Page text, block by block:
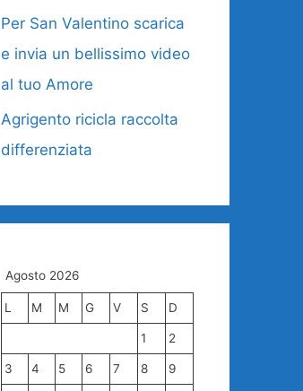
Per San Valentino scarica
e invia un bellissimo video
al tuo Amore
Agrigento ricicla raccolta
differenziata
Agosto 2026
L M M G V S D
1 2
3 4 5 6 7 8 9